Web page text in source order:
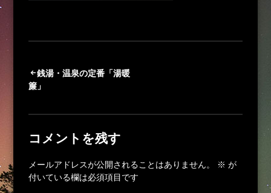
投
ナ
ビ
ゲ
ー
銭湯・温泉の定番「湯暖
簾」
コメントを残す
メールアドレスが公開されることはありません。 ※ が
付いている欄は必須項目です